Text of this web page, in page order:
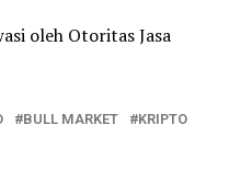
oleh Otoritas Jasa
BULL MARKET
KRIPTO